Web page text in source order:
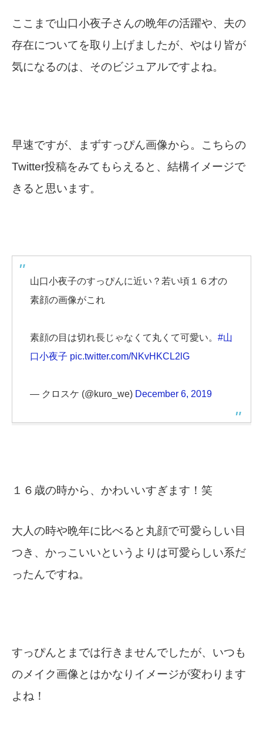
ここまで山口小夜子さんの晩年の活躍や、夫の
存在についてを取り上げましたが、やはり皆が
気になるのは、そのビジュアルですよね。
早速ですが、まずすっぴん画像から。こちらの
Twitter投稿をみてもらえると、結構イメージで
きると思います。
山口小夜子のすっぴんに近い？若い頃１６才の
素顔の画像がこれ
素顔の目は切れ長じゃなくて丸くて可愛い。 #山
口小夜子 pic.twitter.com/NKvHKCL2lG
— クロスケ (@kuro_we) December 6, 2019
１６歳の時から、かわいいすぎます！笑
大人の時や晩年に比べると丸顔で可愛らしい目
つき、かっこいいというよりは可愛らしい系だ
ったんですね。
すっぴんとまでは行きませんでしたが、いつも
のメイク画像とはかなりイメージが変わります
よね！